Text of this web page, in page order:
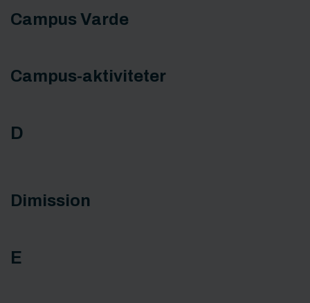
Campus Varde
Campus-aktiviteter
D
Dimission
E